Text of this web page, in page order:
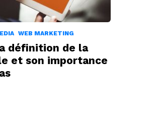
WEB MARKETING
définition de la
et son importance